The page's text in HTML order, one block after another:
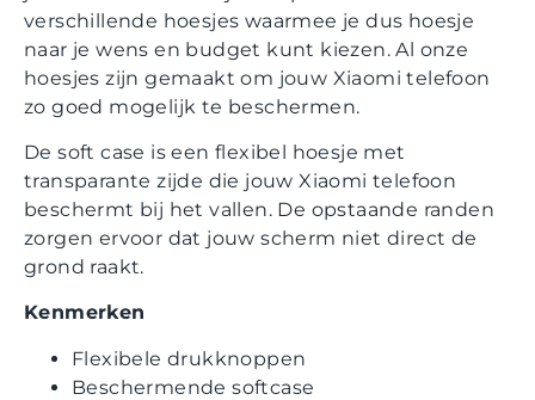
verschillende hoesjes waarmee je dus hoesje
naar je wens en budget kunt kiezen. Al onze
hoesjes zijn gemaakt om jouw Xiaomi telefoon
zo goed mogelijk te beschermen.
De soft case is een flexibel hoesje met
transparante zijde die jouw Xiaomi telefoon
beschermt bij het vallen. De opstaande randen
zorgen ervoor dat jouw scherm niet direct de
grond raakt.
Kenmerken
Flexibele drukknoppen
Beschermende softcase